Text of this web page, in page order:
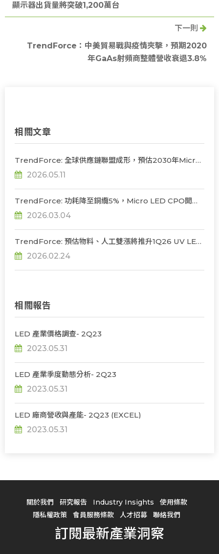
顯示器出貨量將突破1,200萬台
下一則
TrendForce：中美貿易戰與疫情夾擊，預期2020
年GaAs射頻商整體營收衰退3.8%
相關文章
TrendForce: 全球供應鏈聯盟成形，預估2030年Micro
LED CPO光收發模組產值達8.48億美元
2026.05.11
TrendForce: 功耗降至銅纜5%，Micro LED CPO開啟
資料中心互連新局
2026.03.04
TrendForce: 預估物料、人工雙漲將推升1Q26 UV LED
價格季增5%，全年市場規模突破2億美元大關
2026.02.24
相關報告
LED 產業價格調查- 2Q23
2023.05.31
LED 產業季度動態分析- 2Q23
2023.05.31
LED 廠商營收與產能- 2Q23 (EXCEL)
2023.05.31
關於我們 研究報告 Industry Insights
使用條款
隱私權政策
會員服務條款 人才招募 聯絡我們
訂閱最新產業洞察